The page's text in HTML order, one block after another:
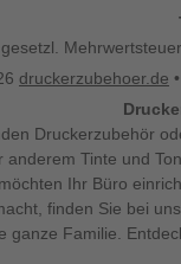
druckerzubehoer.de
Druckerzubehör
Tinte und
Ihr Büro
finden Sie bei
ganze Familie.